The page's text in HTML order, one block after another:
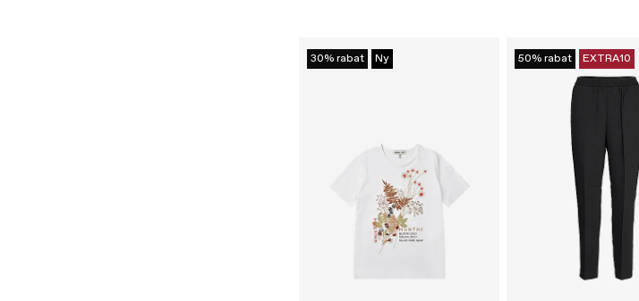
30% rabat Ny 50% rabat EXTRA10